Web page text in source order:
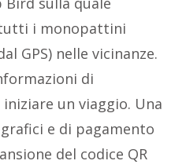
i monopattini
GPS) nelle vicinanze.
di
un viaggio. Una
e di pagamento
del codice QR